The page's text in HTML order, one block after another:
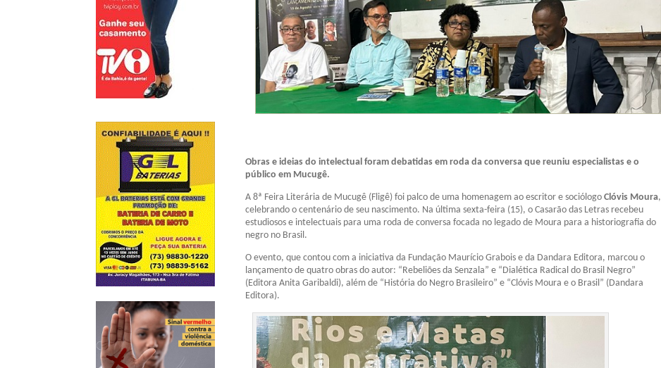
Obras e ideias do intelectual foram debatidas em roda da conversa que reuniu especialistas e o
público em Mucugê.
A 8ª Feira Literária de Mucugê (Fligê) foi palco de uma homenagem ao escritor e sociólogo Clóvis Moura,
celebrando o centenário de seu nascimento. Na última sexta-feira (15), o Casarão das Letras recebeu
estudiosos e intelectuais para uma roda de conversa focada no legado de Moura para a historiografia do
negro no Brasil.
O evento, que contou com a iniciativa da Fundação Maurício Grabois e da Dandara Editora, marcou o
lançamento de quatro obras do autor: “Rebeliões da Senzala” e “Dialética Radical do Brasil Negro”
(Editora Anita Garibaldi), além de “História do Negro Brasileiro” e “Clóvis Moura e o Brasil” (Dandara
Editora).